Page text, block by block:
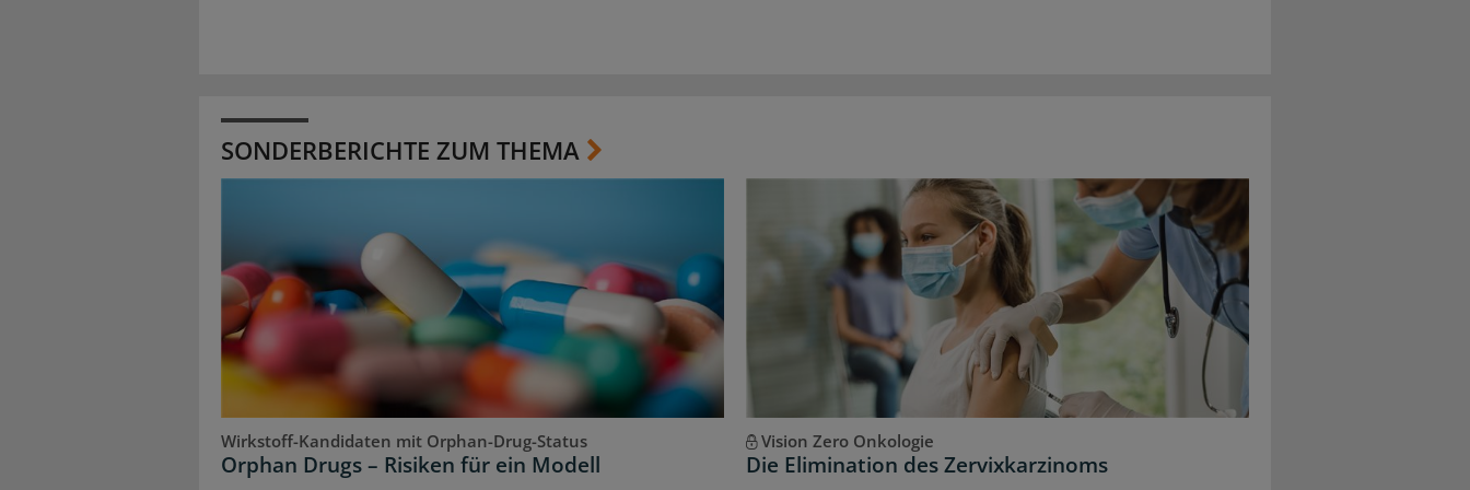
SONDERBERICHTE ZUM THEMA
Wirkstoff-Kandidaten mit Orphan-Drug-Status
Orphan Drugs – Risiken für ein Modell
Vision Zero Onkologie
Die Elimination des Zervixkarzinoms